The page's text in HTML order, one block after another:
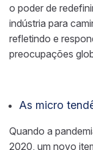
o poder de
indústria para
refletindo e
preocupações
As micro
Quando a
2020, um novo